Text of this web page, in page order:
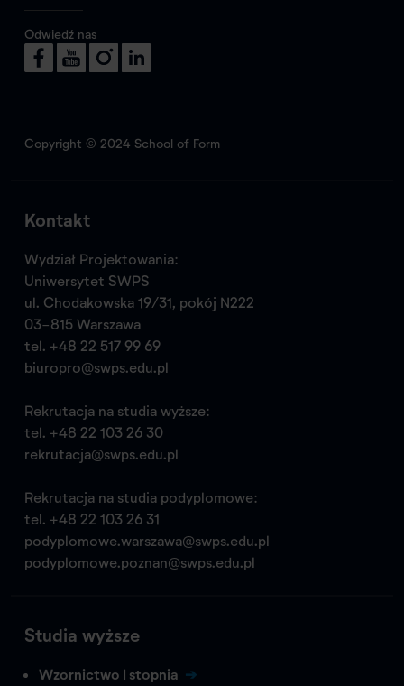
Odwiedź nas
Copyright © 2024 School of Form
Kontakt
Wydział Projektowania:
Uniwersytet SWPS
ul. Chodakowska 19/31, pokój N222
03-815 Warszawa
tel. +48 22 517 99 69
biuropro@swps.edu.pl
Rekrutacja na studia wyższe:
tel. +48 22 103 26 30
rekrutacja@swps.edu.pl
Rekrutacja na studia podyplomowe:
tel. +48 22 103 26 31
podyplomowe.warszawa@swps.edu.pl
podyplomowe.poznan@swps.edu.pl
Studia wyższe
Wzornictwo I stopnia